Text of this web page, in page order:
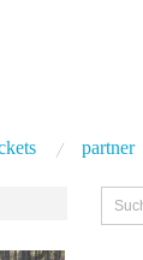
partner